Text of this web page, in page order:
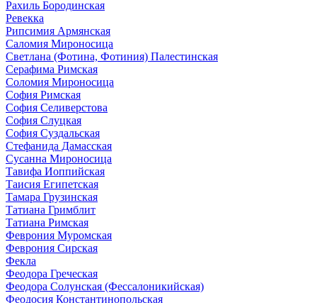
Рахиль Бородинская
Ревекка
Рипсимия Армянская
Саломия Мироносица
Светлана (Фотина, Фотиния) Палестинская
Серафима Римская
Соломия Мироносица
София Римская
София Селиверстова
София Слуцкая
София Суздальская
Стефанида Дамасская
Сусанна Мироносица
Тавифа Иоппийская
Таисия Египетская
Тамара Грузинская
Татиана Гримблит
Татиана Римская
Феврония Муромская
Феврония Сирская
Фекла
Феодора Греческая
Феодора Солунская (Фессалоникийская)
Феодосия Константинопольская